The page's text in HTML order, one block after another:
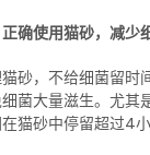
确使用猫砂，减少
砂，不给细菌留时
菌大量滋生。尤其
猫砂中停留超过4小